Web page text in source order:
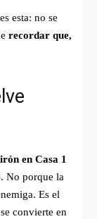
es esta: no se
recordar que,
en Casa 1
No porque la
Es el
convierte en